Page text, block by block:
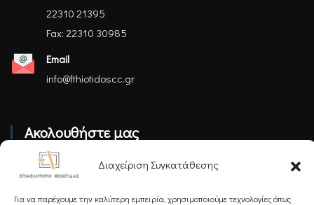
Διαχείριση Συγκατάθεσης
Για να παρέχουμε την καλύτερη εμπειρία, χρησιμοποιούμε τεχνολογίες όπως
22310 21395
Fax: 22310 30985
Email
info@fthiotidoscc.gr
Ακολουθήστε μας